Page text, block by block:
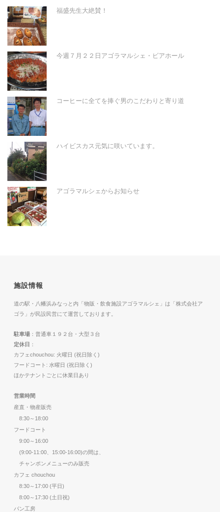
福盛先生大絶賛！
今週７月２２日アゴラマルシェ・ビアホール
コーヒーに全てを捧ぐ男のこだわりと寄り道
ハイビスカス元気に咲いています。
アゴラマルシェからお知らせ
施設情報
道の駅・八幡浜みなっと内「物販・飲食施設アゴラマルシェ」は「株式会社ア
ゴラ」が民設民営にて運営しております。
駐車場 ：普通車１９２台・大型３台
定休日 ：
カフェchouchou: 火曜日 (祝日除く)
フードコート: 水曜日 (祝日除く)
ほかテナントごとに休業日あり
営業時間
産直・物産販売
8:30～18:00
フードコート
9:00～16:00
(9:00-11:00、15:00-16:00)の間は、
チャンポンメニューのみ販売
カフェ chouchou
8:30～17:00 (平日)
8:00～17:30 (土日祝)
パン工房